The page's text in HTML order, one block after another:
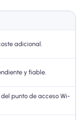
adicional.
y fiable.
punto de acceso Wi-